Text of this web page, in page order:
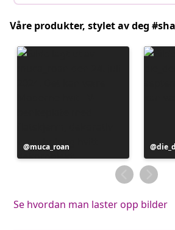
Våre produkter, stylet av deg
Innlegg
publisert
muca_roan
av
Se hvordan man laster opp bilder